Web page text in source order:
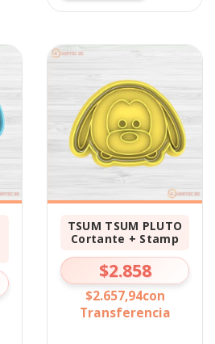
TSUM TSUM PLUTO
Cortante + Stamp
$2.858
$2.657,94con
Transferencia